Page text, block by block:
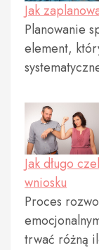
Jak
Planowanie
element,
Jak długo
wniosku
Proces
trwać różną